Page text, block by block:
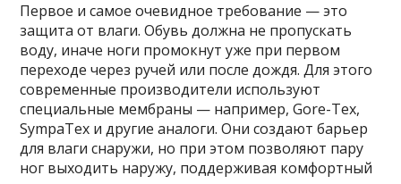
Первое и самое очевидное требование — это
защита от влаги. Обувь должна не пропускать
воду, иначе ноги промокнут уже при первом
переходе через ручей или после дождя. Для этого
современные производители используют
специальные мембраны — например, Gore-Tex,
SympaTex и другие аналоги. Они создают барьер
для влаги снаружи, но при этом позволяют пару
ног выходить наружу, поддерживая комфортный